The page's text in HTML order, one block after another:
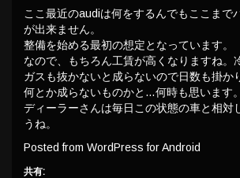
ここ最近のaudiは何をするんでもここまで
が出来ません。
整備を始める最初の想定となっています。
なので、もちろん工賃が高くなりますね。
ガスも抜かないと成らないので日数も掛か
何とか成らないものかと…何時も思います。
ディーラーさんは毎日この状態の車と相対
うね。
Posted from WordPress for Android
共有: